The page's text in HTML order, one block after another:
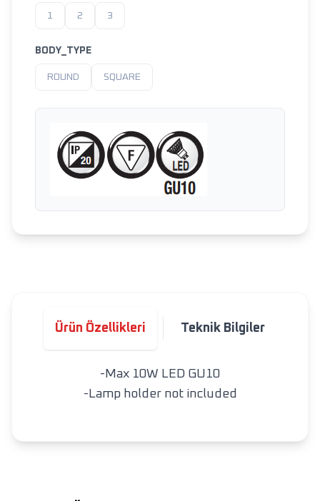
1 2 3
BODY_TYPE
ROUND SQUARE
Ürün Özellikleri Teknik Bilgiler
-Max 10W LED GU10
-Lamp holder not included